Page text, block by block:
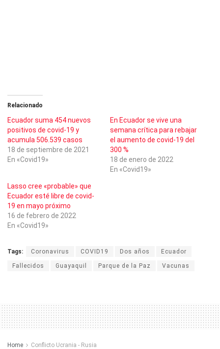
Relacionado
Ecuador suma 454 nuevos
positivos de covid-19 y
acumula 506.539 casos
18 de septiembre de 2021
En «Covid19»
En Ecuador se vive una
semana crítica para rebajar
el aumento de covid-19 del
300 %
18 de enero de 2022
En «Covid19»
Lasso cree «probable» que
Ecuador esté libre de covid-
19 en mayo próximo
16 de febrero de 2022
En «Covid19»
Tags: Coronavirus COVID19 Dos años Ecuador
Fallecidos Guayaquil Parque de la Paz Vacunas
Home Conflicto Ucrania - Rusia